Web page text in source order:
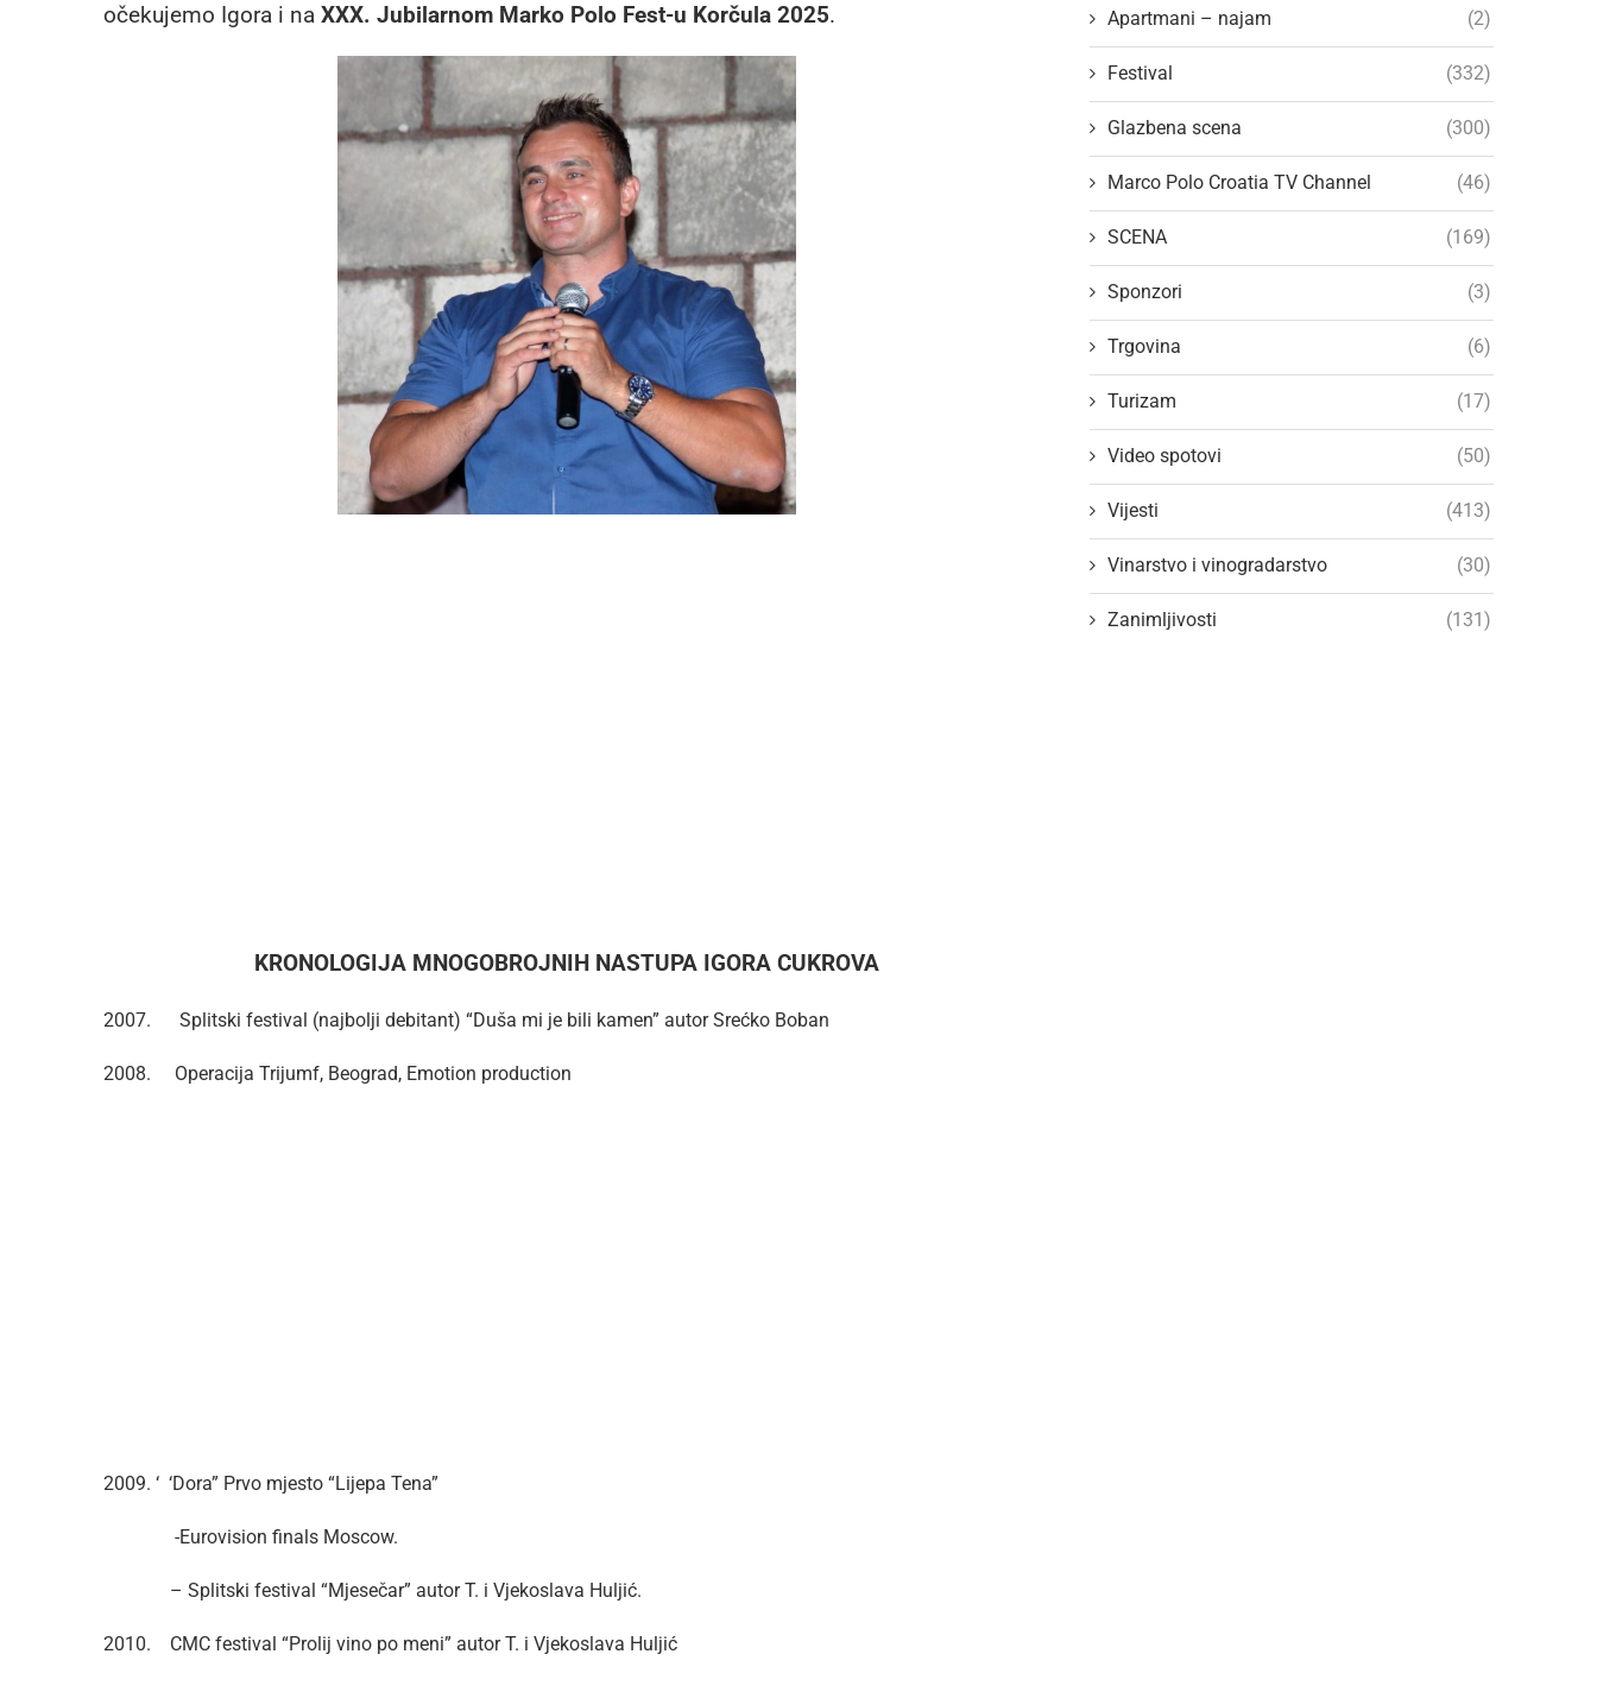
očekujemo Igora i na XXX. Jubilarnom Marko Polo Fest-u Korčula 2025.
KRONOLOGIJA MNOGOBROJNIH NASTUPA IGORA CUKROVA
2007. Splitski festival (najbolji debitant) “Duša mi je bili kamen” autor Srećko Boban
2008. Operacija Trijumf, Beograd, Emotion production
2009. ‘ ‘Dora” Prvo mjesto “Lijepa Tena”
-Eurovision finals Moscow.
– Splitski festival “Mjesečar” autor T. i Vjekoslava Huljić.
2010. CMC festival “Prolij vino po meni” autor T. i Vjekoslava Huljić
Apartmani – najam (2)
Festival (332)
Glazbena scena (300)
Marco Polo Croatia TV Channel (46)
SCENA (169)
Sponzori (3)
Trgovina (6)
Turizam (17)
Video spotovi (50)
Vijesti (413)
Vinarstvo i vinogradarstvo (30)
Zanimljivosti (131)